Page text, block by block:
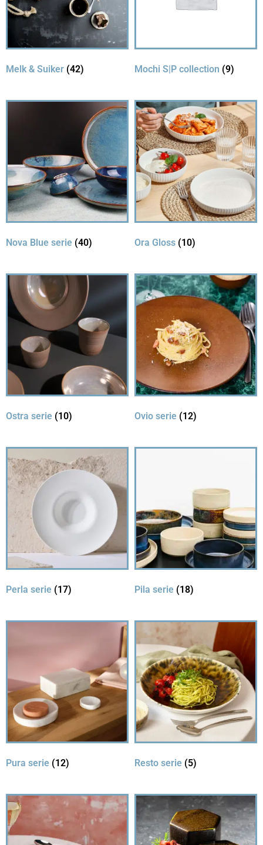
Melk & Suiker (42) Mochi S|P collection (9)
Nova Blue serie (40) Ora Gloss (10)
Ostra serie (10) Ovio serie (12)
Perla serie (17) Pila serie (18)
Pura serie (12) Resto serie (5)